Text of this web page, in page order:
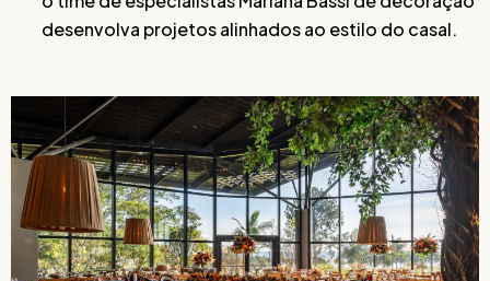
desenvolva projetos alinhados ao estilo do casal.